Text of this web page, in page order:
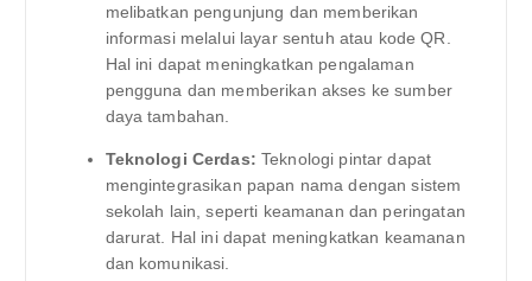
melibatkan pengunjung dan memberikan
informasi melalui layar sentuh atau kode QR.
Hal ini dapat meningkatkan pengalaman
pengguna dan memberikan akses ke sumber
daya tambahan.
Teknologi Cerdas: Teknologi pintar dapat
mengintegrasikan papan nama dengan sistem
sekolah lain, seperti keamanan dan peringatan
darurat. Hal ini dapat meningkatkan keamanan
dan komunikasi.